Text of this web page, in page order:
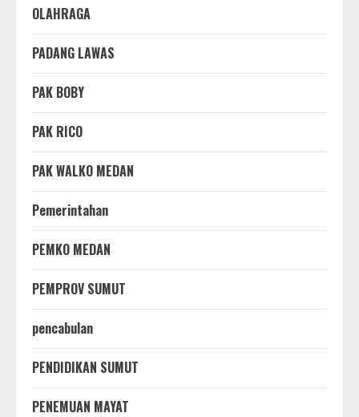
OLAHRAGA
PADANG LAWAS
PAK BOBY
PAK RICO
PAK WALKO MEDAN
Pemerintahan
PEMKO MEDAN
PEMPROV SUMUT
pencabulan
PENDIDIKAN SUMUT
PENEMUAN MAYAT